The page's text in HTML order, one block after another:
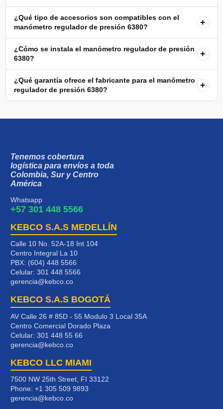
¿Qué tipo de accesorios son compatibles con el
manómetro regulador de presión 6380?
+
¿Cómo se instala el manómetro regulador de presión
6380?
+
¿Qué garantía ofrece el fabricante para el manómetro
regulador de presión 6380?
+
Tenemos cobertura
logística para envíos a toda
Colombia, Sur y Centro
América
Whatsapp
+57 301 448 5566
KEBCO S.A.S MEDELLÍN
Calle 10 No. 52A-18 Int 104
Centro Integral La 10
PBX: (604) 448 5566
Celular: 301 448 5566
gerencia@kebco.co
KEBCO S.A.S BOGOTÁ
AV Calle 26 # 85D - 55 Modulo 3 Local 35A
Centro Comercial Dorado Plaza
Celular: 301 448 55 66
gerencia@kebco.co
KEBCO LLC MIAMI
7500 NW 25th Street, FI 33122
Phone: +1 305 509 9893
gerencia@kebco.co